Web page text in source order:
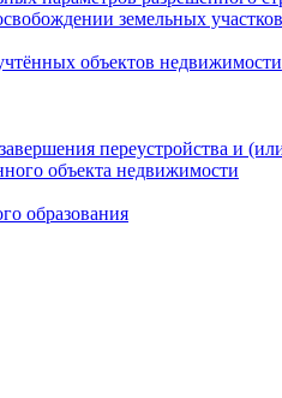
земельных
объектов недвижимости
переустройства и
объекта недвижимости
образования